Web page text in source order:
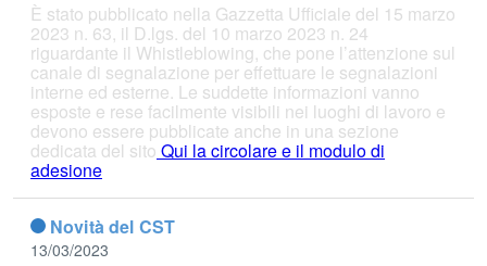
È stato pubblicato nella Gazzetta Ufficiale del 15 marzo
2023 n. 63, il D.lgs. del 10 marzo 2023 n. 24
riguardante il Whistleblowing, che pone l’attenzione sul
canale di segnalazione per effettuare le segnalazioni
interne ed esterne. Le suddette informazioni vanno
esposte e rese facilmente visibili nei luoghi di lavoro e
devono essere pubblicate anche in una sezione
dedicata del sito Qui la circolare e il modulo di
adesione
Novità del CST
13/03/2023